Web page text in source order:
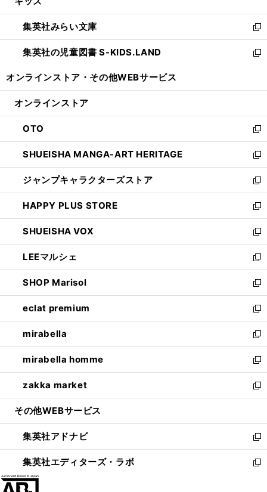
開
く
ウ
で
開
く
ン
ド
ウ
で
ウ
ィ
ン
ド
開
集英社みらい文庫
新
し
い
ン
ウ
で
開
く
集英社の児童図書 S-KIDS.LAND
新
ウ
ン
ド
ウ
で
開
く
オンラインストア・ その他WEBサービス
オンラインストア
OTO
新
し
い
ウ
ィ
ン
ド
ウ
で
開
く
SHUEISHA MANGA-ART HERITAGE
新
し
い
ウ
ィ
ン
ド
ウ
で
開
く
ジャンプキャラクターズストア
新
し
い
ウ
ィ
ン
ド
ウ
で
開
く
HAPPY PLUS STORE
新
し
い
ウ
ィ
ン
ド
ウ
で
開
く
SHUEISHA VOX
新
し
い
ウ
ィ
ン
ド
ウ
で
開
く
LEEマルシェ
新
し
い
ウ
ィ
ン
ド
ウ
で
開
く
SHOP Marisol
新
し
い
ウ
ィ
ン
ド
ウ
で
開
eclat premium
新
し
い
ウ
ィ
ン
ド
ウ
開
く
mirabella
新
し
い
ウ
ィ
ン
ウ
で
開
く
mirabella homme
新
し
い
ウ
ン
ド
ウ
で
zakka market
新
し
ウ
ィ
ン
ド
その他WEBサービス
集英社アドナビ
新
し
い
集英社エディターズ・ラボ
新